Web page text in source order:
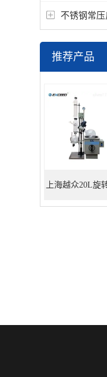
不锈钢常
推荐产品
上海越众20L旋